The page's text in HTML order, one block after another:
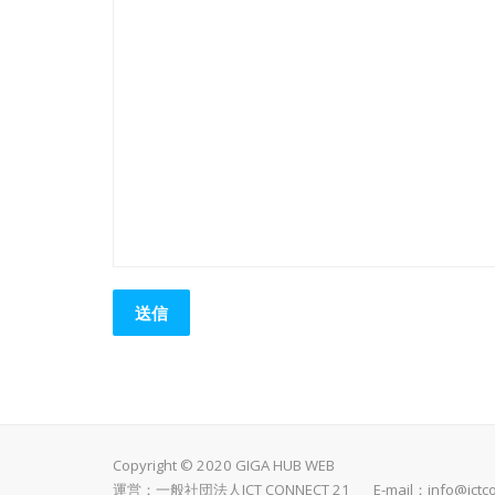
Copyright © 2020 GIGA HUB WEB
運営：一般社団法人ICT CONNECT 21 E-mail：